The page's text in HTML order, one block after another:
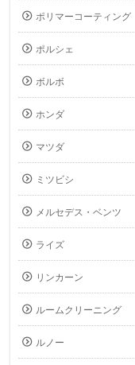
ポリマーコーティング
ポルシェ
ボルボ
ホンダ
マツダ
ミツビシ
メルセデス・ベンツ
ライズ
リンカーン
ルームクリーニング
ルノー